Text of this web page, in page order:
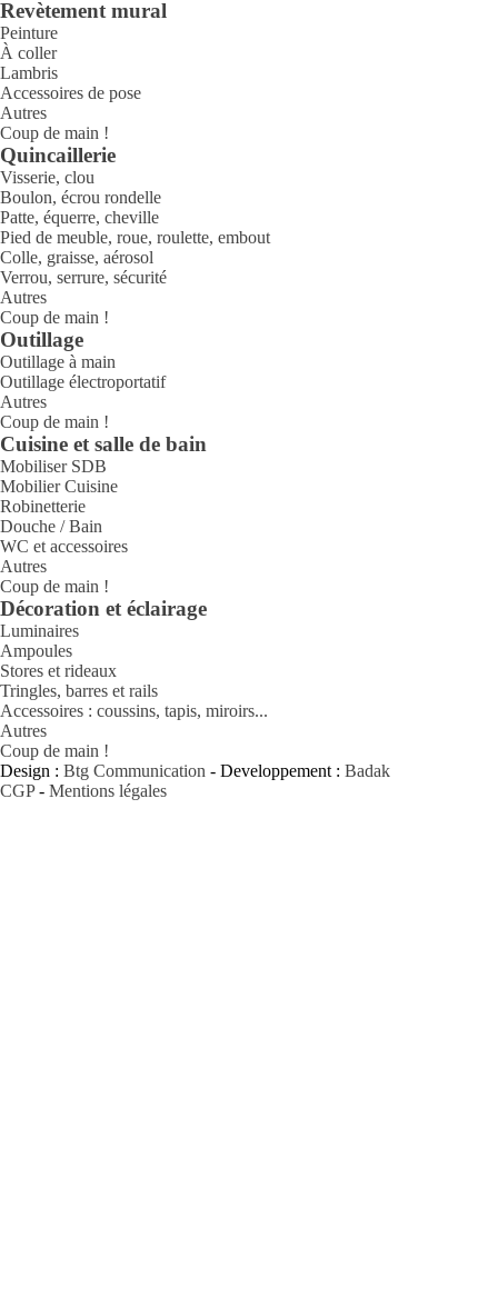
Revètement mural
Peinture
À coller
Lambris
Accessoires de pose
Autres
Coup de main !
Quincaillerie
Visserie, clou
Boulon, écrou rondelle
Patte, équerre, cheville
Pied de meuble, roue, roulette, embout
Colle, graisse, aérosol
Verrou, serrure, sécurité
Autres
Coup de main !
Outillage
Outillage à main
Outillage électroportatif
Autres
Coup de main !
Cuisine et salle de bain
Mobiliser SDB
Mobilier Cuisine
Robinetterie
Douche / Bain
WC et accessoires
Autres
Coup de main !
Décoration et éclairage
Luminaires
Ampoules
Stores et rideaux
Tringles, barres et rails
Accessoires : coussins, tapis, miroirs...
Autres
Coup de main !
Design : Btg Communication - Developpement : Badak
CGP- Mentions légales